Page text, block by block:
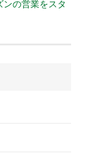
ンの営業をスタ